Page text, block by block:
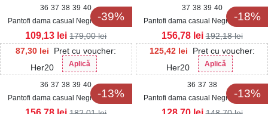
-39%
36 37 38 39 40
Pantofi dama casual Negri din Piele
Ecologica Intoarsa Taryn
87,30 lei
Pret cu voucher:
Her20
Aplică
109,13 lei 179,00lei
-18%
37 38 39 40
Pantofi dama casual Negri din Piele
Ecologica Mirana
125,42 lei
Pret cu voucher:
Her20
Aplică
156,78 lei 192,18lei
-13%
36 37 38 39 40
Pantofi dama casual Negri din Piele
Ecologica Intoarsa Namiya
-13%
36 37 38
Pantofi dama casual Negri din Piele
Ecologica Isiuwa